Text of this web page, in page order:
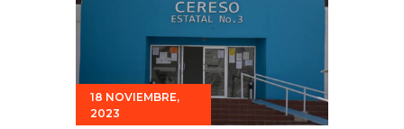
Noticias
Contacto
18 NOVIEMBRE,
2023